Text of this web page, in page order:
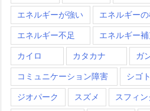
エネルギーが強い エネルギー
エネルギー不足 エネルギー
カイロ カタカナ ガ
コミュニケーション障害 シゴト
ジオパーク スズメ スフィン